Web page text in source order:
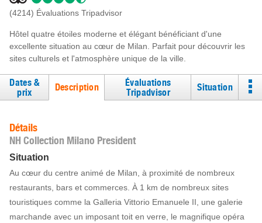
(4214) Évaluations Tripadvisor
Hôtel quatre étoiles moderne et élégant bénéficiant d'une
excellente situation au cœur de Milan. Parfait pour découvrir les
sites culturels et l'atmosphère unique de la ville.
Dates &
prix
Description
Évaluations
Tripadvisor
Situation
Détails
NH Collection Milano President
Situation
Au cœur du centre animé de Milan, à proximité de nombreux
restaurants, bars et commerces. À 1 km de nombreux sites
touristiques comme la Galleria Vittorio Emanuele II, une galerie
marchande avec un imposant toit en verre, le magnifique opéra